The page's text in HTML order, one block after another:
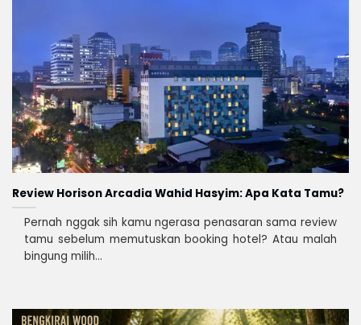
Review Horison Arcadia Wahid Hasyim: Apa Kata Tamu?
Pernah nggak sih kamu ngerasa penasaran sama review
tamu sebelum memutuskan booking hotel? Atau malah
bingung milih...